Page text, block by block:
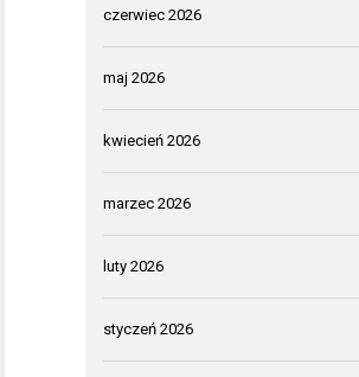
czerwiec 2026
maj 2026
kwiecień 2026
marzec 2026
luty 2026
styczeń 2026